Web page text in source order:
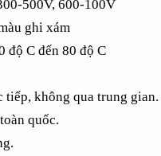
500V, 600-100V
ghi xám
độ C đến 80 độ C
tiếp, không qua trung gian.
quốc.